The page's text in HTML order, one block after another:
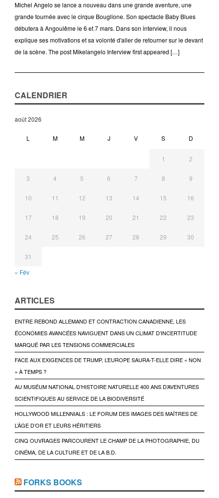
Michel Angelo se lance a nouveau dans une grande aventure, une
grande tournée avec le cirque Bouglione. Son spectacle Baby Blues
débutera à Angoulême le 6 et 7 mars. Dans son interview, il nous
explique ses motivations et sa volonté d'aller de retourner sur le devant
de la scène. The post Mikelangelo Interview first appeared […]
CALENDRIER
août 2026
L M M J V S D
1 2
3 4 5 6 7 8 9
10 11 12 13 14 15 16
17 18 19 20 21 22 23
24 25 26 27 28 29 30
31
« Fév
ARTICLES
ENTRE REBOND ALLEMAND ET CONTRACTION CANADIENNE, LES
ÉCONOMIES AVANCÉES NAVIGUENT DANS UN CLIMAT D’INCERTITUDE
MARQUÉ PAR LES TENSIONS COMMERCIALES
FACE AUX EXIGENCES DE TRUMP, L’EUROPE SAURA-T-ELLE DIRE « NON
» À TEMPS ?
AU MUSÉUM NATIONAL D’HISTOIRE NATURELLE 400 ANS D’AVENTURES
SCIENTIFIQUES AU SERVICE DE LA BIODIVERSITÉ
HOLLYWOOD MILLENNIALS : LE FORUM DES IMAGES DES MAÎTRES DE
L’ÂGE D’OR ET LEURS HÉRITIERS
CINQ OUVRAGES PARCOURENT LE CHAMP DE LA PHOTOGRAPHIE, DU
CINÉMA, DE LA CULTURE ET DE LA B.D.
FORKS BOOKS